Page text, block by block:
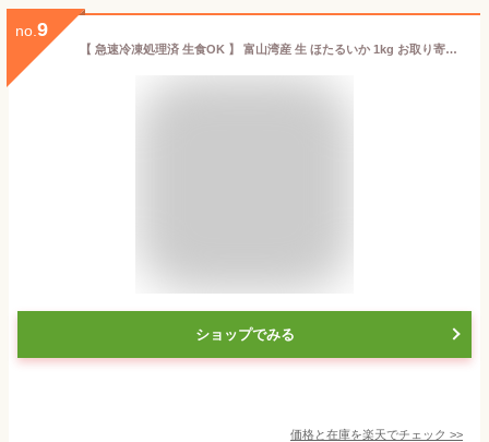
no. 9
【 急速冷凍処理済 生食OK 】 富山湾産 生 ほたるいか 1kg お取り寄せグルメ 父の日 プレゼント 送料無料 朝獲れ 冷凍 春 旬 お取り寄せ グルメ ギフト 食べ物 富山 【 250g×4 】
ショップでみる
価格と在庫を楽天でチェック >>